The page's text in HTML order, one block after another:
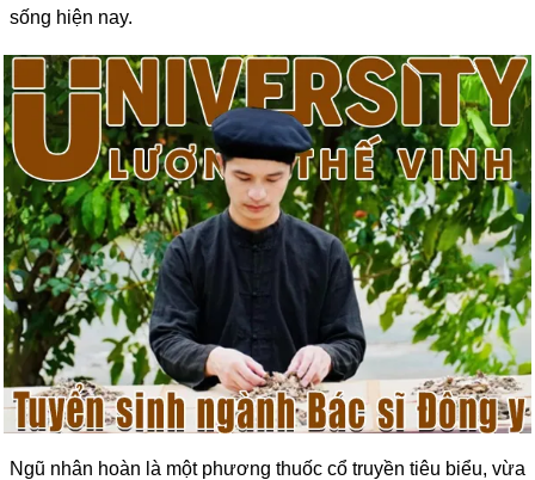
sống hiện nay.
Ngũ nhân hoàn là một phương thuốc cổ truyền tiêu biểu, vừa